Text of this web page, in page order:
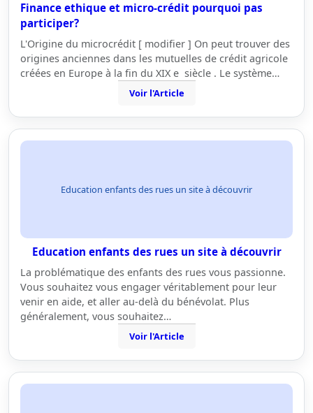
Finance ethique et micro-crédit pourquoi pas
participer?
L'Origine du microcrédit [ modifier ] On peut trouver des
origines anciennes dans les mutuelles de crédit agricole
créées en Europe à la fin du XIX e siècle . Le système…
Voir l'Article
Education enfants des rues un site à découvrir
Education enfants des rues un site à découvrir
La problématique des enfants des rues vous passionne.
Vous souhaitez vous engager véritablement pour leur
venir en aide, et aller au-delà du bénévolat. Plus
généralement, vous souhaitez…
Voir l'Article